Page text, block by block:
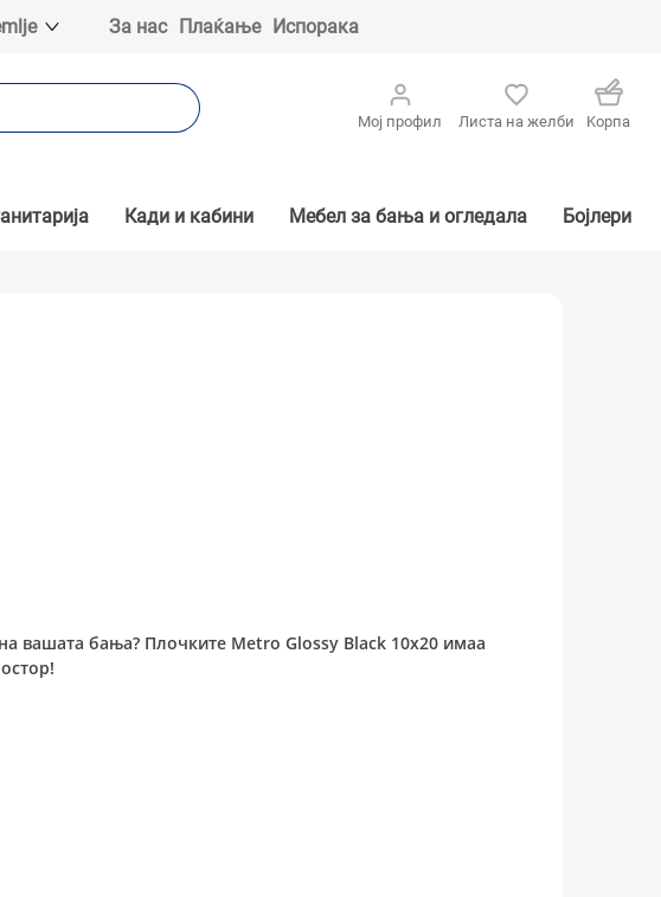
За нас Плаќање Испорака
Мој профил Листа на желби Kорпа
Кади и кабини Мебел за бања и огледала Бојлери
вашата бања? Плочките Metro Glossy Black 10x20 имаа